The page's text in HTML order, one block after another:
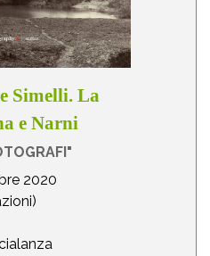
Simelli. La
e Narni
2020